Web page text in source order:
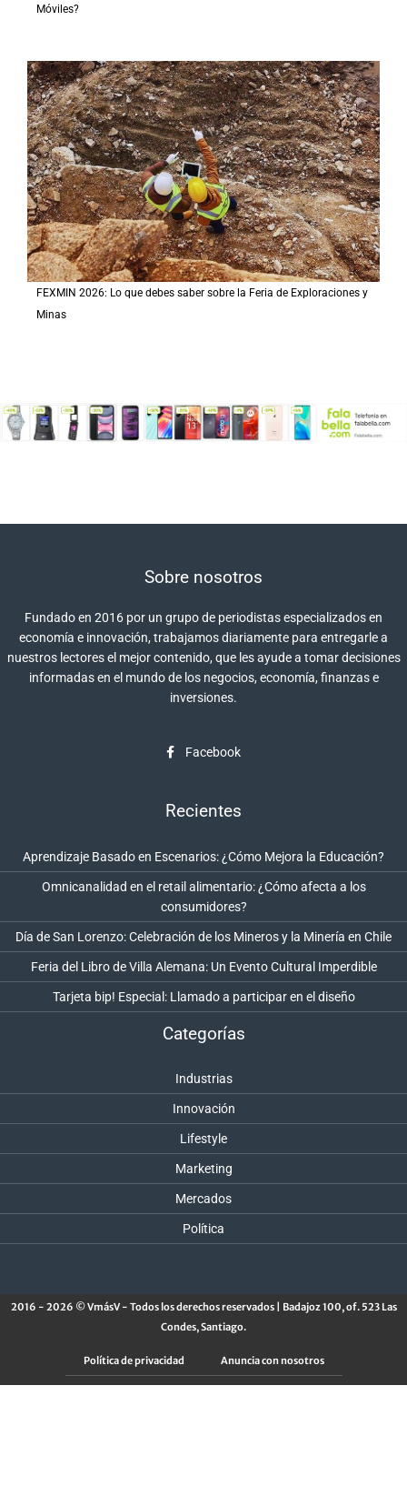
Móviles?
FEXMIN 2026: Lo que debes saber sobre la Feria de Exploraciones y
Minas
Sobre nosotros
Fundado en 2016 por un grupo de periodistas especializados en
economía e innovación, trabajamos diariamente para entregarle a
nuestros lectores el mejor contenido, que les ayude a tomar decisiones
informadas en el mundo de los negocios, economía, finanzas e
inversiones.
Facebook
Recientes
Aprendizaje Basado en Escenarios: ¿Cómo Mejora la Educación?
Omnicanalidad en el retail alimentario: ¿Cómo afecta a los
consumidores?
Día de San Lorenzo: Celebración de los Mineros y la Minería en Chile
Feria del Libro de Villa Alemana: Un Evento Cultural Imperdible
Tarjeta bip! Especial: Llamado a participar en el diseño
Categorías
Industrias
Innovación
Lifestyle
Marketing
Mercados
Política
2016 - 2026 © VmásV - Todos los derechos reservados | Badajoz 100, of. 523 Las
Condes, Santiago.
Política de privacidad Anuncia con nosotros